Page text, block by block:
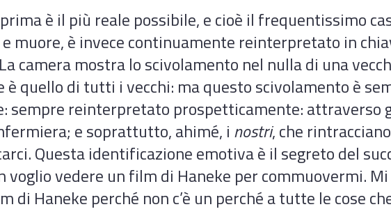
è il più reale possibile, e cioè il frequentissimo
muore, è invece continuamente reinterpretato in
camera mostra lo scivolamento nel nulla di una
quello di tutti i vecchi: ma questo scivolamento è
sempre reinterpretato prospetticamente: attraverso
e soprattutto, ahimé, i nostri, che
Questa identificazione emotiva è il segreto del
voglio vedere un film di Haneke per commuovermi.
di Haneke perché non c’è un perché a tutte le cose